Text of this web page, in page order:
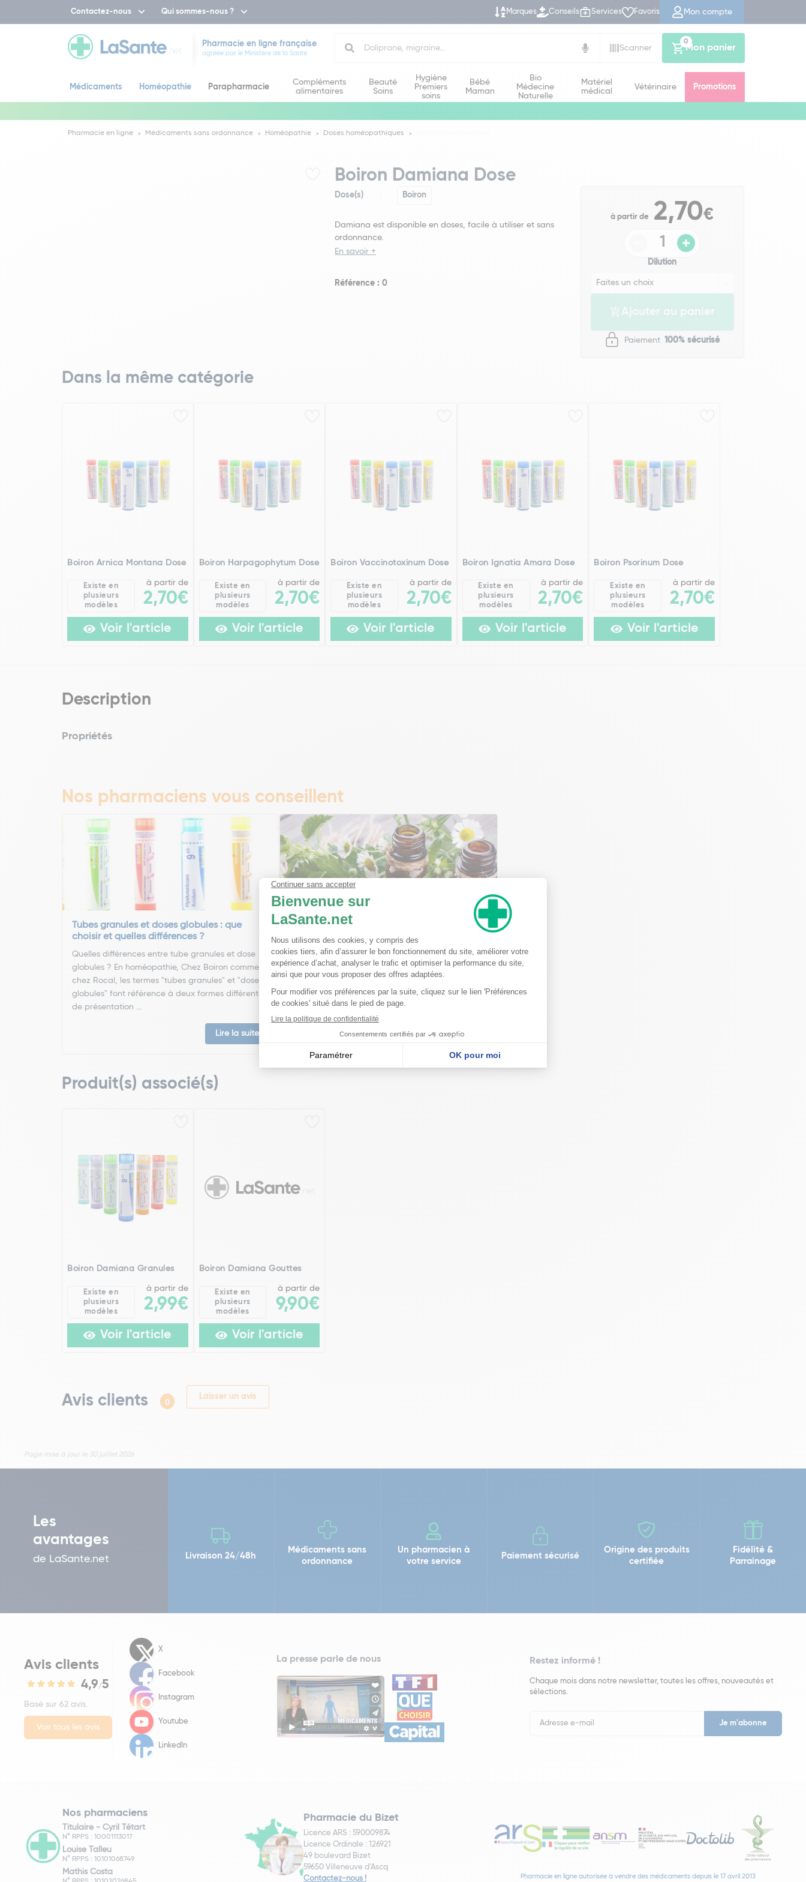
Contactez-nous Qui sommes-nous ? Marques Conseils Services Favoris Mon compte
Pharmacie en ligne française
agréée par le Ministère de la Santé
Scanner
Mon panier
0
Médicaments Homéopathie Parapharmacie
Compléments
alimentaires
Beauté
Soins
Hygiène
Premiers
soins
Bébé
Maman
Bio
Médecine
Naturelle
Matériel
médical
Vétérinaire Promotions
Pharmacie en ligne Médicaments sans ordonnance Homéopathie Doses homéopathiques
Boiron Damiana Dose
Dose(s) Boiron
Damiana est disponible en doses, facile à utiliser et sans
ordonnance.
En savoir +
Référence : 0
à partir de 2,70€
Dilution
Ajouter au panier
Paiement 100% sécurisé
Dans la même catégorie
Boiron Arnica Montana Dose
Existe en
plusieurs
modèles
à partir de
2,70€
Voir l'article
Boiron Harpagophytum Dose
Existe en
plusieurs
modèles
à partir de
2,70€
Voir l'article
Boiron Vaccinotoxinum Dose
Existe en
plusieurs
modèles
à partir de
2,70€
Voir l'article
Boiron Ignatia Amara Dose
Existe en
plusieurs
modèles
à partir de
2,70€
Voir l'article
Boiron Psorinum Dose
Existe en
plusieurs
modèles
à partir de
2,70€
Voir l'article
Description
Propriétés
Nos pharmaciens vous conseillent
Tubes granules et doses globules : que
choisir et quelles différences ?
Quelles différences entre tube granules et dose
globules ? En homéopathie, Chez Boiron comme
chez Rocal, les termes "tubes granules" et "doses
globules" font référence à deux formes différentes
de présentation ...
Lire la suite
Ma trousse à pharmacie homéopathique
Ceci est un petit guide pratique des traitements
homéopathiques à avoir chez soi ! L'homéopathie
est une disciple à part entière dans l'arsenal
qu'une ...
Lire la suite
Produit(s) associé(s)
Boiron Damiana Granules
Existe en
plusieurs
modèles
à partir de
2,99€
Voir l'article
Boiron Damiana Gouttes
Existe en
plusieurs
modèles
à partir de
9,90€
Voir l'article
Avis clients 0
Laisser un avis
Page mise à jour le 30 juillet 2026
Les
avantages
de LaSante.net Livraison 24/48h
Médicaments sans
ordonnance
Un pharmacien à
votre service
Paiement sécurisé
Origine des produits
certifiée
Fidélité &
Parrainage
Avis clients
4,9/5
Basé sur 62 avis.
Voir tous les avis
X
Facebook
Instagram
Youtube
LinkedIn
La presse parle de nous Restez informé !
Chaque mois dans notre newsletter, toutes les offres, nouveautés et
sélections.
Newsletter
Nos pharmaciens
Titulaire - Cyril Tétart
N° RPPS : 10001113017
Louise Talleu
N° RPPS : 10101068749
Mathis Costa
Pharmacie du Bizet
Licence ARS : 590009874
Licence Ordinale : 126921
49 boulevard Bizet
59650 Villeneuve d'Ascq
Contactez-nous !
Pharmacie en ligne autorisée à vendre des médicaments depuis le 17 avril 2013